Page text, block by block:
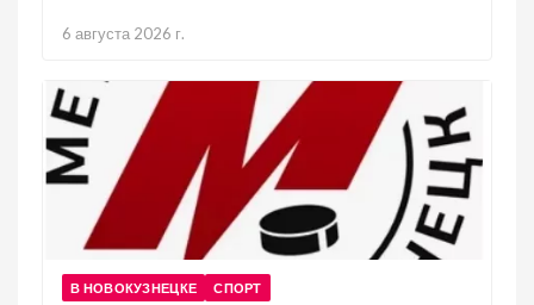
6 августа 2026 г.
В НОВОКУЗНЕЦКЕ СПОРТ